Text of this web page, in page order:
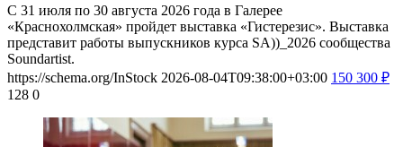
С 31 июля по 30 августа 2026 года в Галерее
«Краснохолмская» пройдет выставка «Гистерезис». Выставка
представит работы выпускников курса SA))_2026 сообщества
Soundartist.
https://schema.org/InStock 2026-08-04T09:38:00+03:00 150 300 ₽
128 0